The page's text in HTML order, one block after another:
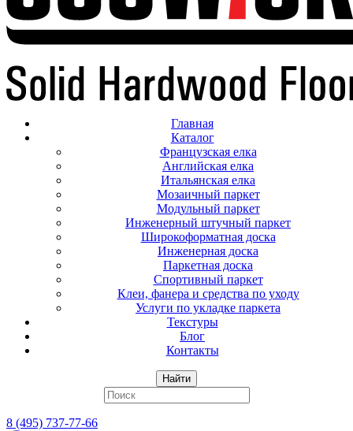
Главная
Каталог
Французская елка
Английская елка
Итальянская елка
Мозаичный паркет
Модульный паркет
Инженерный штучный паркет
Широкоформатная доска
Инженерная доска
Паркетная доска
Спортивный паркет
Клеи, фанера и средства по уходу
Услуги по укладке паркета
Текстуры
Блог
Контакты
Найти
8 (495) 737-77-66